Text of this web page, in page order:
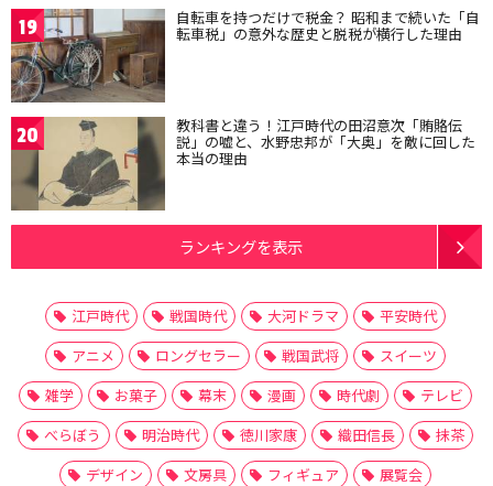
19 自転車を持つだけで税金？ 昭和まで続いた「自
転車税」の意外な歴史と脱税が横行した理由
20 教科書と違う！江戸時代の田沼意次「賄賂伝
説」の嘘と、水野忠邦が「大奥」を敵に回した
本当の理由
ランキングを表示
江戸時代 戦国時代 大河ドラマ
平安時代
アニメ
ロングセラー 戦国武将
スイーツ
雑学
お菓子 幕末 漫画 時代劇
テレビ
べらぼう
明治時代 徳川家康 織田信長
抹茶
デザイン
文房具 フィギュア
展覧会